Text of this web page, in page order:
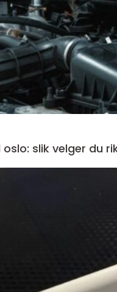
oslo: slik velger du